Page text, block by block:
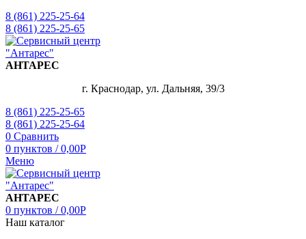
8 (861) 225-25-64
8 (861) 225-25-65
АНТАРЕС
г. Краснодар, ул. Дальняя, 39/3
8 (861) 225-25-65
8 (861) 225-25-64
0 Сравнить
0 пунктов / 0,00Р
Меню
АНТАРЕС
0 пунктов / 0,00Р
Наш каталог